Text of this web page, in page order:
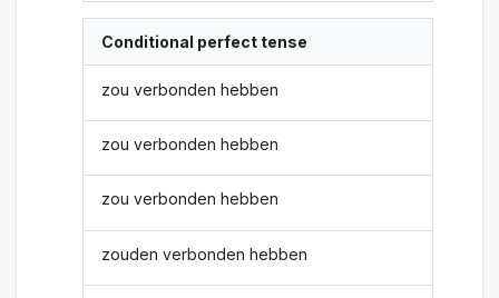
Conditional perfect tense
zou verbonden hebben
zou verbonden hebben
zou verbonden hebben
zouden verbonden hebben